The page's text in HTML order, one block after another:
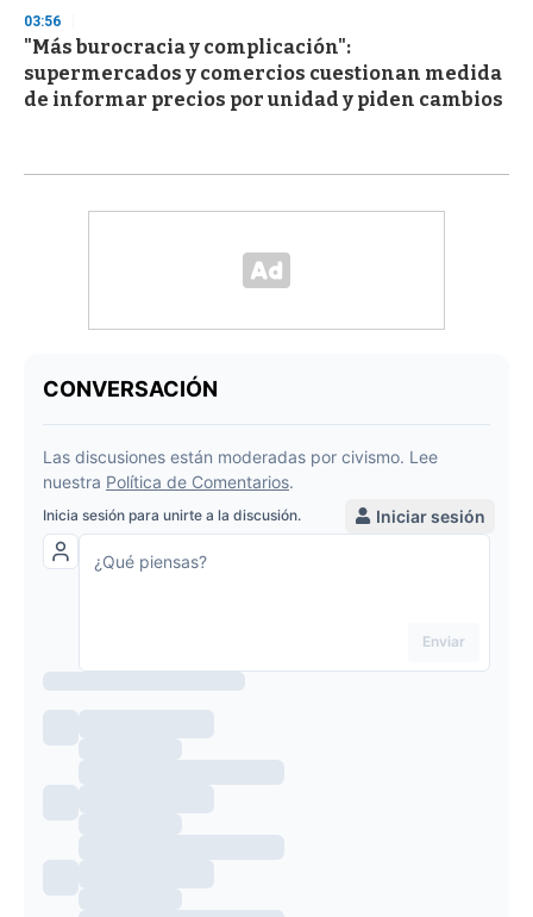
03:56
"Más burocracia y complicación":
supermercados y comercios cuestionan medida
de informar precios por unidad y piden cambios